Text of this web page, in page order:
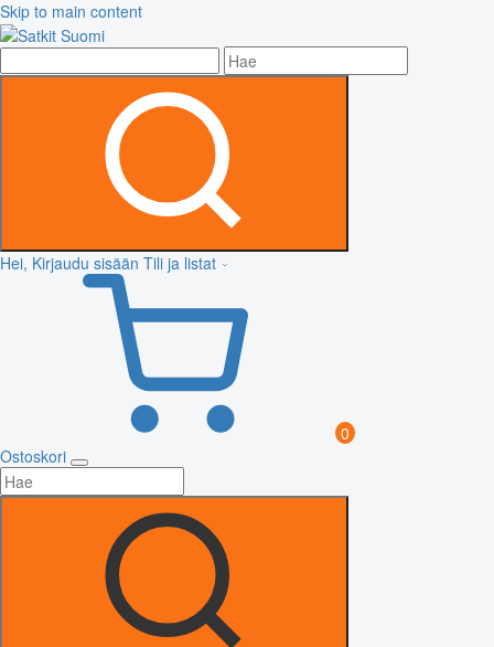
Skip to main content
Hei, Kirjaudu sisään Tili ja listat
0
Ostoskori